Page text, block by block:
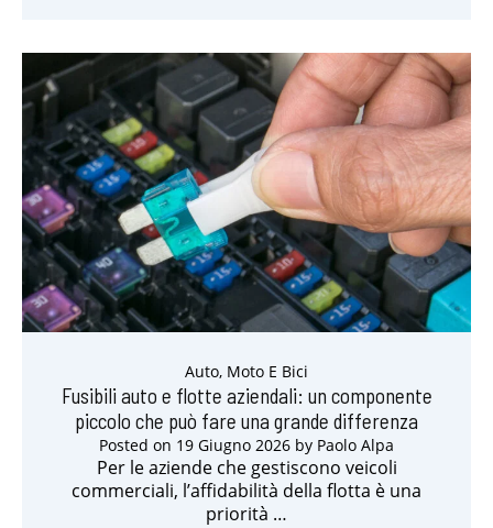
Auto, Moto E Bici
Fusibili auto e flotte aziendali: un componente
piccolo che può fare una grande differenza
Posted on 19 Giugno 2026 by Paolo Alpa
Per le aziende che gestiscono veicoli
commerciali, l’affidabilità della flotta è una
priorità …